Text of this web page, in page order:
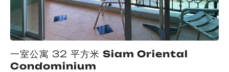
一室公寓 32 平方米 Siam Oriental
Condominium